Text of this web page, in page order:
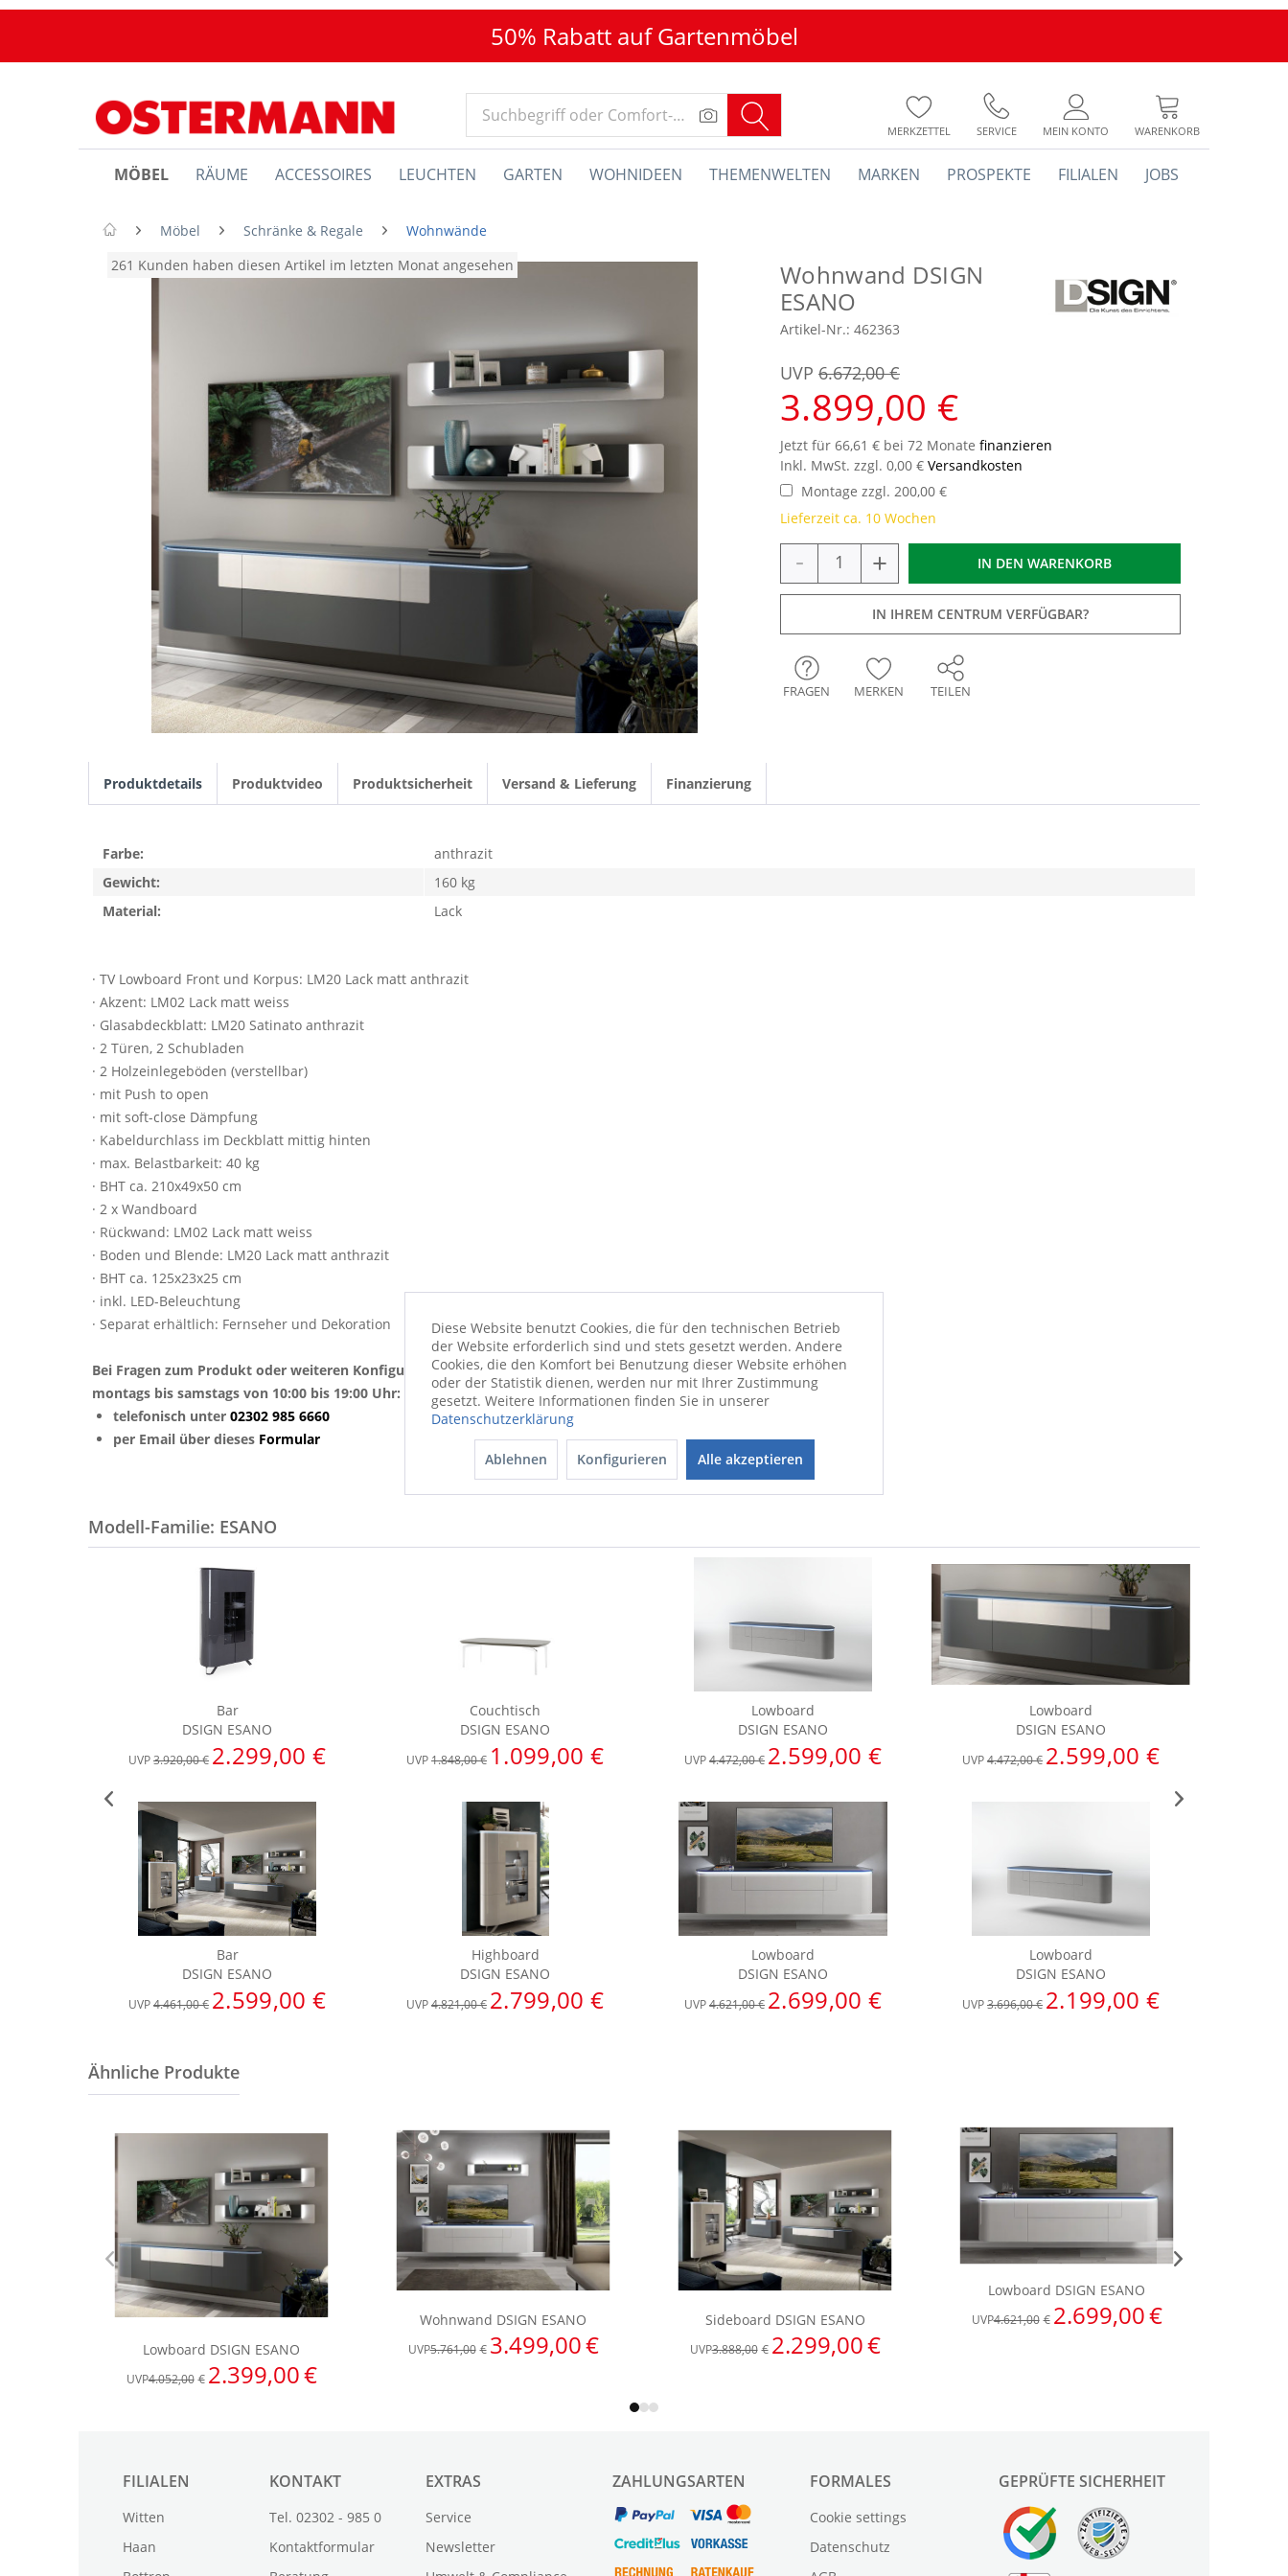
50% Rabatt auf Gartenmöbel
MERKZETTEL SERVICE MEIN KONTO WARENKORB
MÖBEL RÄUME ACCESSOIRES LEUCHTEN GARTEN WOHNIDEEN THEMENWELTEN MARKEN PROSPEKTE FILIALEN JOBS
Möbel Schränke & Regale
Wohnwände
261 Kunden haben diesen Artikel im letzten Monat angesehen
Wohnwand DSIGN
ESANO
Artikel-Nr.: 462363
3.899,00 €
UVP 6.672,00 €
Jetzt für 66,61 € bei 72 Monate finanzieren
Inkl. MwSt. zzgl. 0,00 € Versandkosten
Lieferzeit ca. 10 Wochen
Montage zzgl. 200,00 €
- + IN DEN WARENKORB
IN IHREM CENTRUM VERFÜGBAR?
FRAGEN MERKEN TEILEN
Produktdetails Produktvideo Produktsicherheit Versand & Lieferung Finanzierung
· TV Lowboard Front und Korpus: LM20 Lack matt anthrazit
· Akzent: LM02 Lack matt weiss
· Glasabdeckblatt: LM20 Satinato anthrazit
· 2 Türen, 2 Schubladen
· 2 Holzeinlegeböden (verstellbar)
· mit Push to open
· mit soft-close Dämpfung
· Kabeldurchlass im Deckblatt mittig hinten
· max. Belastbarkeit: 40 kg
· BHT ca. 210x49x50 cm
· 2 x Wandboard
· Rückwand: LM02 Lack matt weiss
· Boden und Blende: LM20 Lack matt anthrazit
· BHT ca. 125x23x25 cm
· inkl. LED-Beleuchtung
· Separat erhältlich: Fernseher und Dekoration
Bei Fragen zum Produkt oder weiteren Konfigurationswünschen beraten wir Sie gerne
montags bis samstags von 10:00 bis 19:00 Uhr:
telefonisch unter 02302 985 6660
per Email über dieses Formular
Farbe:
anthrazit
Gewicht:
160 kg
Material:
Lack
Modell-Familie: ESANO
Bar
DSIGN ESANO
UVP3.920,00 € 2.299,00 €
Bar
DSIGN ESANO
UVP4.461,00 € 2.599,00 €
Couchtisch
DSIGN ESANO
UVP1.848,00 € 1.099,00 €
Highboard
DSIGN ESANO
UVP4.821,00 € 2.799,00 €
Lowboard
DSIGN ESANO
UVP4.472,00 € 2.599,00 €
Lowboard
DSIGN ESANO
UVP4.621,00 € 2.699,00 €
Lowboard
DSIGN ESANO
UVP4.472,00 € 2.599,00 €
Lowboard
DSIGN ESANO
UVP3.696,00 € 2.199,00 €
FILIALEN
Witten
Haan
KONTAKT
Tel. 02302 - 985 0
Kontaktformular
EXTRAS
Service
Newsletter
ZAHLUNGSARTEN FORMALES
Cookie settings
Datenschutz
GEPRÜFTE SICHERHEIT
Diese Website benutzt Cookies, die für den technischen Betrieb
der Website erforderlich sind und stets gesetzt werden. Andere
Cookies, die den Komfort bei Benutzung dieser Website erhöhen
oder der Statistik dienen, werden nur mit Ihrer Zustimmung
gesetzt. Weitere Informationen finden Sie in unserer
Datenschutzerklärung
Ablehnen Konfigurieren Alle akzeptieren